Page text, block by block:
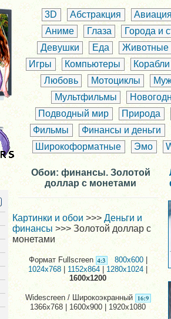
3D Абстракция
Аниме
Глаза
Города и
Девушки
Еда
Животные
Игры
Компьютеры
Корабли
Любовь
Мотоциклы
Мультфильмы
Подводный мир
Природа
Фильмы
Финансы и деньги
Широкоформатные
Эмо
Обои: финансы. Золотой
доллар с монетами
Картинки и обои >>> Деньги и
финансы>>> Золотой доллар с
монетами
Формат Fullscreen 800x600
1024x768
1152x864| 1280x1024
1600x1200
Widescreen / Широкоэкранный
1366x768 | 1600x900 | 1920x1080